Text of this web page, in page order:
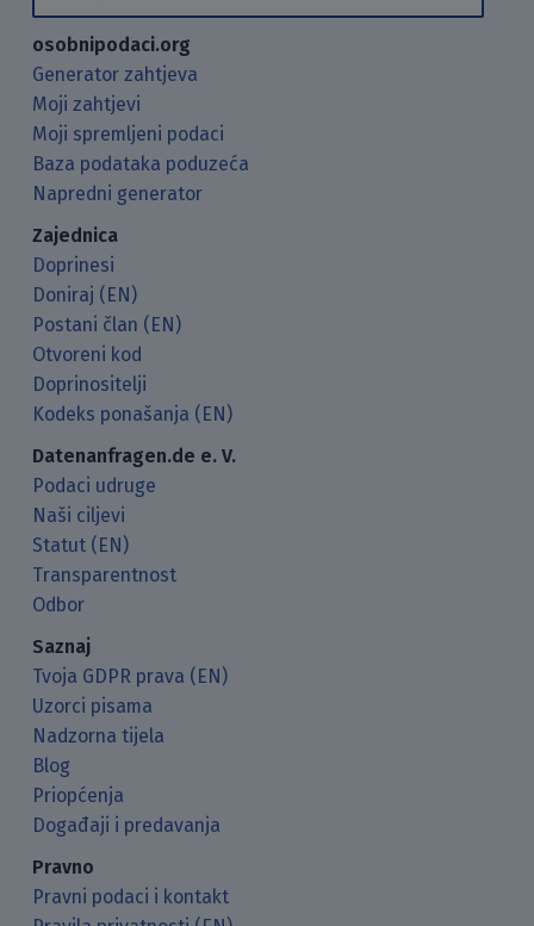
osobnipodaci.org
Generator zahtjeva
Moji zahtjevi
Moji spremljeni podaci
Baza podataka poduzeća
Napredni generator
Zajednica
Doprinesi
Doniraj (EN)
Postani član (EN)
Otvoreni kod
Doprinositelji
Kodeks ponašanja (EN)
Datenanfragen.de e. V.
Podaci udruge
Naši ciljevi
Statut (EN)
Transparentnost
Odbor
Saznaj
Tvoja GDPR prava (EN)
Uzorci pisama
Nadzorna tijela
Blog
Priopćenja
Događaji i predavanja
Pravno
Pravni podaci i kontakt